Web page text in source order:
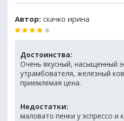
Автор: скачко ирина
Достоинства:
Очень вкусный, насыщенный
утрамбователя, железный
приемлемая цена.
Недостатки:
маловато пенки у эспрессо и